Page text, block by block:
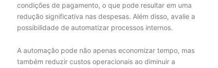
condições de pagamento, o que pode resultar em uma
redução significativa nas despesas. Além disso, avalie a
possibilidade de automatizar processos internos.
A automação pode não apenas economizar tempo, mas
também reduzir custos operacionais ao diminuir a